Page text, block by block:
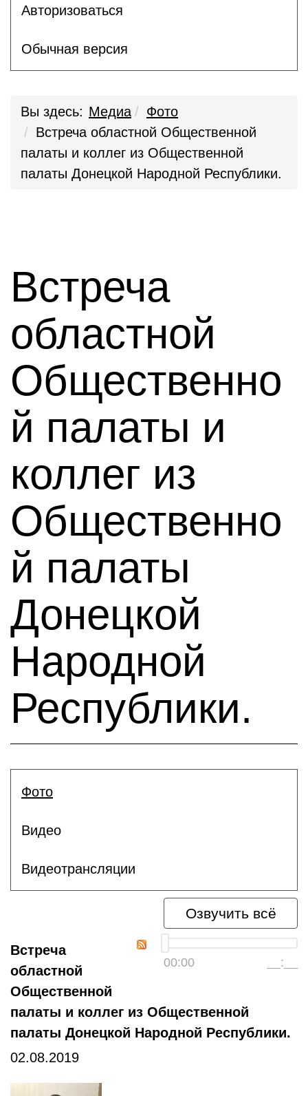
Авторизоваться
Обычная версия
Вы здесь: Медиа
Фото
Встреча областной Общественной
палаты и коллег из Общественной
палаты Донецкой Народной Республики.
Встреча
областной
Общественно
й палаты и
коллег из
Общественно
й палаты
Донецкой
Народной
Республики.
Фото
Видео
Видеотрансляции
Озвучить всё
00:00 __:__
Встреча
областной
Общественной
палаты и коллег из Общественной
палаты Донецкой Народной Республики.
02.08.2019